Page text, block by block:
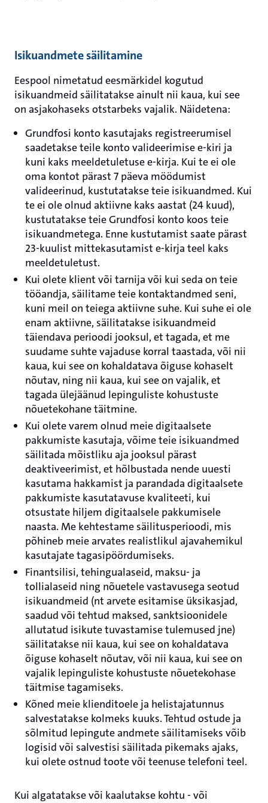
Isikuandmete säilitamine
Eespool nimetatud eesmärkidel kogutud
isikuandmeid säilitatakse ainult nii kaua, kui see
on asjakohaseks otstarbeks vajalik. Näidetena:
Grundfosi konto kasutajaks registreerumisel
saadetakse teile konto valideerimise e-kiri ja
kuni kaks meeldetuletuse e-kirja. Kui te ei ole
oma kontot pärast 7 päeva möödumist
valideerinud, kustutatakse teie isikuandmed. Kui
te ei ole olnud aktiivne kaks aastat (24 kuud),
kustutatakse teie Grundfosi konto koos teie
isikuandmetega. Enne kustutamist saate pärast
23-kuulist mittekasutamist e-kirja teel kaks
meeldetuletust.
Kui olete klient või tarnija või kui seda on teie
tööandja, säilitame teie kontaktandmed seni,
kuni meil on teiega aktiivne suhe. Kui suhe ei ole
enam aktiivne, säilitatakse isikuandmeid
täiendava perioodi jooksul, et tagada, et me
suudame suhte vajaduse korral taastada, või nii
kaua, kui see on kohaldatava õiguse kohaselt
nõutav, ning nii kaua, kui see on vajalik, et
tagada ülejäänud lepinguliste kohustuste
nõuetekohane täitmine.
Kui olete varem olnud meie digitaalsete
pakkumiste kasutaja, võime teie isikuandmed
säilitada mõistliku aja jooksul pärast
deaktiveerimist, et hõlbustada nende uuesti
kasutama hakkamist ja parandada digitaalsete
pakkumiste kasutatavuse kvaliteeti, kui
otsustate hiljem digitaalsele pakkumisele
naasta. Me kehtestame säilitusperioodi, mis
põhineb meie arvates realistlikul ajavahemikul
kasutajate tagasipöördumiseks.
Finantsilisi, tehingualaseid, maksu- ja
tollialaseid ning nõuetele vastavusega seotud
isikuandmeid (nt arvete esitamise üksikasjad,
saadud või tehtud maksed, sanktsioonidele
allutatud isikute tuvastamise tulemused jne)
säilitatakse nii kaua, kui see on kohaldatava
õiguse kohaselt nõutav, või nii kaua, kui see on
vajalik lepinguliste kohustuste nõuetekohase
täitmise tagamiseks.
Kõned meie klienditoele ja helistajatunnus
salvestatakse kolmeks kuuks. Tehtud ostude ja
sõlmitud lepingute andmete säilitamiseks võib
logisid või salvestisi säilitada pikemaks ajaks,
kui olete ostnud toote või teenuse telefoni teel.
Kui algatatakse või kaalutakse kohtu - või